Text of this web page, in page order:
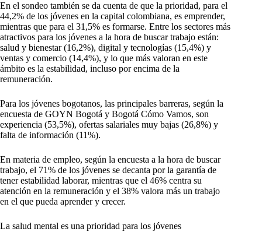
En el sondeo también se da cuenta de que la prioridad, para el
44,2% de los jóvenes en la capital colombiana, es emprender,
mientras que para el 31,5% es formarse. Entre los sectores más
atractivos para los jóvenes a la hora de buscar trabajo están:
salud y bienestar (16,2%), digital y tecnologías (15,4%) y
ventas y comercio (14,4%), y lo que más valoran en este
ámbito es la estabilidad, incluso por encima de la
remuneración.
Para los jóvenes bogotanos, las principales barreras, según la
encuesta de GOYN Bogotá y Bogotá Cómo Vamos, son
experiencia (53,5%), ofertas salariales muy bajas (26,8%) y
falta de información (11%).
En materia de empleo, según la encuesta a la hora de buscar
trabajo, el 71% de los jóvenes se decanta por la garantía de
tener estabilidad laborar, mientras que el 46% centra su
atención en la remuneración y el 38% valora más un trabajo
en el que pueda aprender y crecer.
La salud mental es una prioridad para los jóvenes